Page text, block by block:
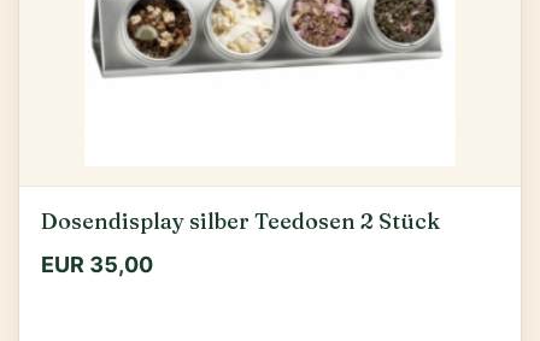
Dosendisplay silber Teedosen 2 Stück
EUR 35,00